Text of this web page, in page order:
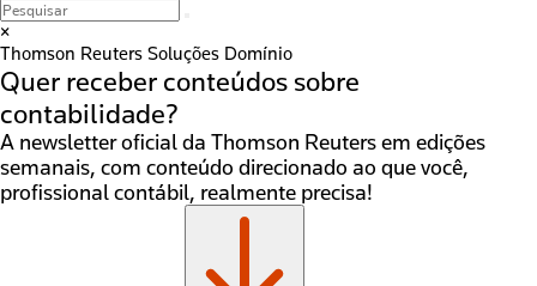
×
Thomson Reuters Soluções Domínio
Quer receber conteúdos sobre
contabilidade?
A newsletter oficial da Thomson Reuters em edições
semanais, com conteúdo direcionado ao que você,
profissional contábil, realmente precisa!